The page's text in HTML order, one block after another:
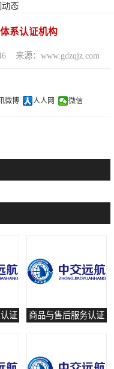
动态
系认证机构
来源：www.gdzqjz.com
微博 人人网 微信
证 商品与售后服务认证
服务认证
信息安全管理体系认证